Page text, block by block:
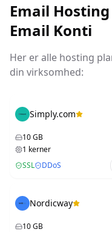
Email
Email Konti
Her er alle hosting
din virksomhed:
Simply.com
10GB
1 kerner
SSL
DDoS
Nordicway
10GB